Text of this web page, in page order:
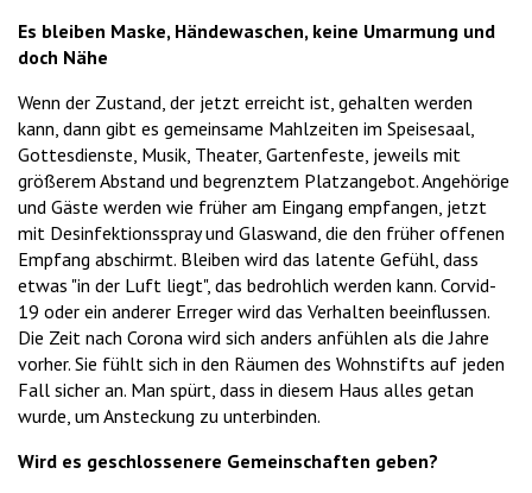
Es bleiben Maske, Händewaschen, keine Umarmung und
doch Nähe
Wenn der Zustand, der jetzt erreicht ist, gehalten werden
kann, dann gibt es gemeinsame Mahlzeiten im Speisesaal,
Gottesdienste, Musik, Theater, Gartenfeste, jeweils mit
größerem Abstand und begrenztem Platzangebot. Angehörige
und Gäste werden wie früher am Eingang empfangen, jetzt
mit Desinfektionsspray und Glaswand, die den früher offenen
Empfang abschirmt. Bleiben wird das latente Gefühl, dass
etwas "in der Luft liegt", das bedrohlich werden kann. Corvid-
19 oder ein anderer Erreger wird das Verhalten beeinflussen.
Die Zeit nach Corona wird sich anders anfühlen als die Jahre
vorher. Sie fühlt sich in den Räumen des Wohnstifts auf jeden
Fall sicher an. Man spürt, dass in diesem Haus alles getan
wurde, um Ansteckung zu unterbinden.
Wird es geschlossenere Gemeinschaften geben?